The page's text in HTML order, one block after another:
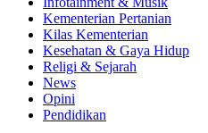
Kementerian Pertanian
Kilas Kementerian
Kesehatan & Gaya Hidup
Religi & Sejarah
News
Opini
Pendidikan